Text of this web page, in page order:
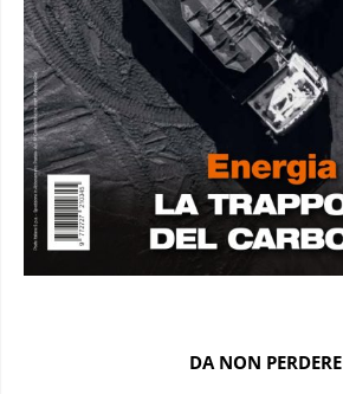
DA NON PERDERE